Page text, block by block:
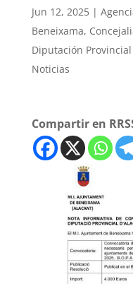
Jun 12, 2025|
Beneixama,
Diputación
Noticias
Compartir en